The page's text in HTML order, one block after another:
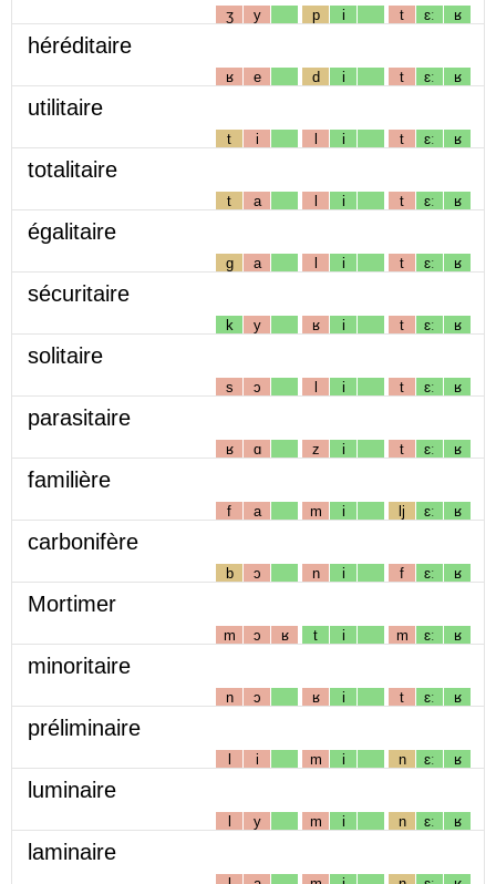
ʒ y p i t ɛː ʁ
héréditaire
ʁ e d i t ɛː ʁ
utilitaire
t i l i t ɛː ʁ
totalitaire
t a l i t ɛː ʁ
égalitaire
g a l i t ɛː ʁ
sécuritaire
k y ʁ i t ɛː ʁ
solitaire
s ɔ l i t ɛː ʁ
parasitaire
ʁ ɑ z i t ɛː ʁ
familière
f a m i lj ɛː ʁ
carbonifère
b ɔ n i f ɛː ʁ
Mortimer
m ɔ ʁ t i m ɛː ʁ
minoritaire
n ɔ ʁ i t ɛː ʁ
préliminaire
l i m i n ɛː ʁ
luminaire
l y m i n ɛː ʁ
laminaire